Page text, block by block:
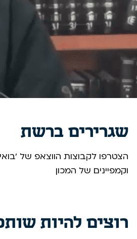
שגרירים ברשת
הצטרפו לקבוצות הווצאפ של
וקמפיינים של המכון
רוצים להיות